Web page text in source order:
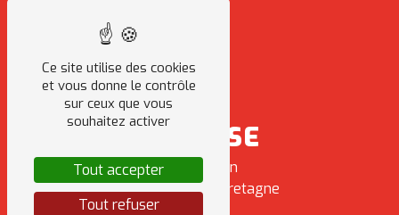
ADRESSE
8 Rue Sabin
35470 Bain-de-Bretagne
Ce site utilise des cookies
et vous donne le contrôle
sur ceux que vous
souhaitez activer
Tout accepter
Tout refuser